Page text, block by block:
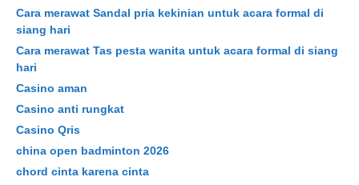
Cara merawat Sandal pria kekinian untuk acara formal di
siang hari
Cara merawat Tas pesta wanita untuk acara formal di siang
hari
Casino aman
Casino anti rungkat
Casino Qris
china open badminton 2026
chord cinta karena cinta